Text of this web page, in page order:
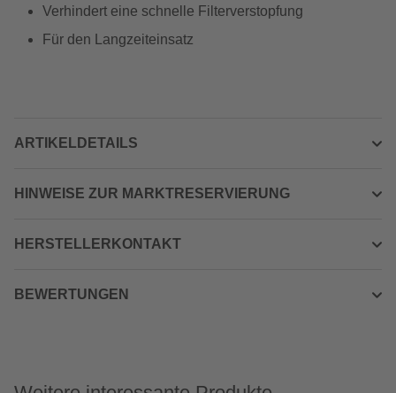
Verhindert eine schnelle Filterverstopfung
Für den Langzeiteinsatz
ARTIKELDETAILS
HINWEISE ZUR MARKTRESERVIERUNG
HERSTELLERKONTAKT
BEWERTUNGEN